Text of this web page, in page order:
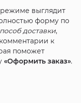
выглядит
форму по
доставки,
к
поможет
«Оформить заказ».